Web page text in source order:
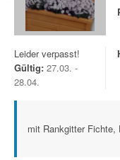
Leider verpasst!
Gültig: 27.03. -
28.04.
mit Rankgitter